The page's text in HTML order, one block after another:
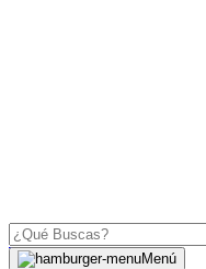
Menú
OJO